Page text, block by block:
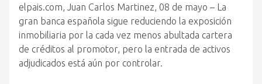
elpais.com, Juan Carlos Martinez, 08 de mayo – La
gran banca española sigue reduciendo la exposición
inmobiliaria por la cada vez menos abultada cartera
de créditos al promotor, pero la entrada de activos
adjudicados está aún por controlar.